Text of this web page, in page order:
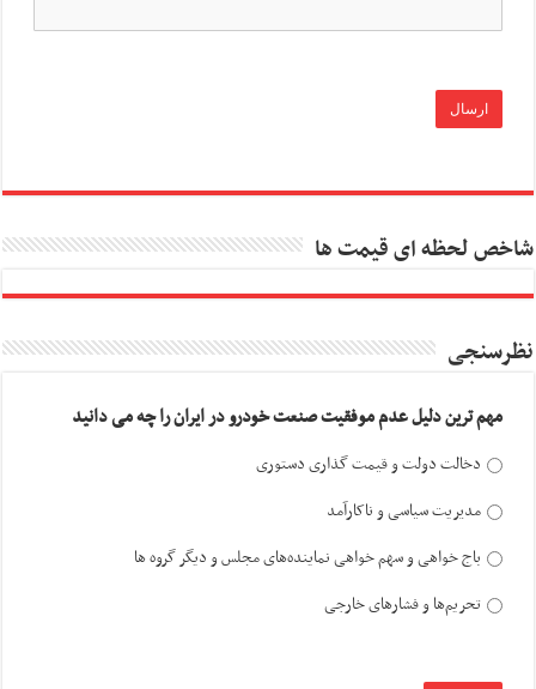
شاخص لحظه ای قیمت ها
نظرسنجی
مهم ترین دلیل عدم موفقیت صنعت خودرو در ایران را چه می دانید
دخالت دولت و قیمت گذاری دستوری
مدیریت سیاسی و ناکارآمد
باج خواهی و سهم خواهی نماینده‌های مجلس و دیگر گروه ها
تحریم‌ها و فشارهای خارجی